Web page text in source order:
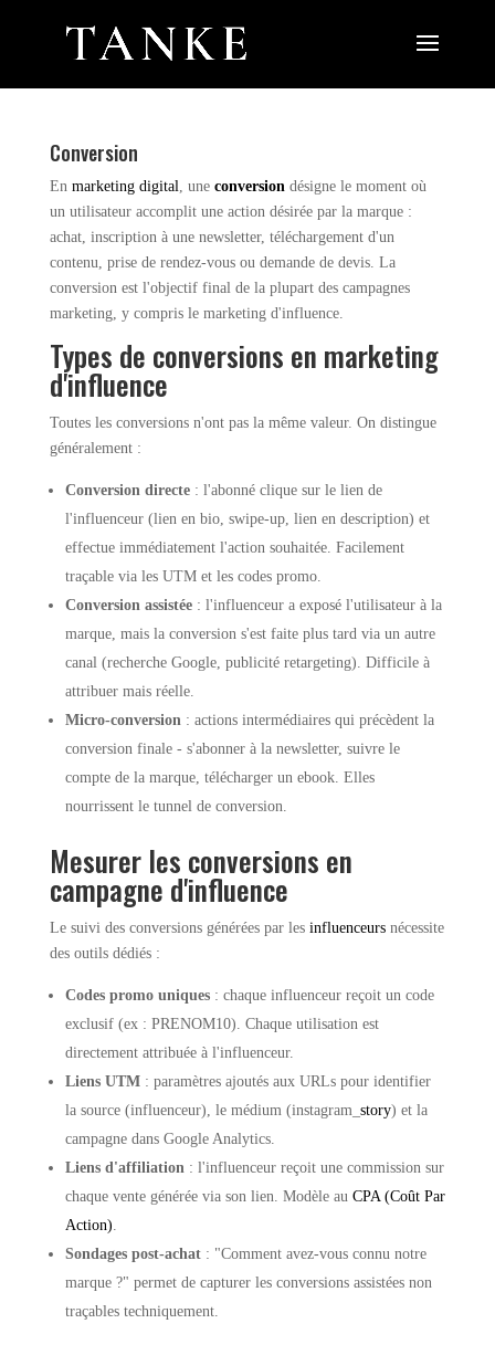
Conversion
En marketing digital, une conversiondésigne le moment où
un utilisateur accomplit une action désirée par la marque :
achat, inscription à une newsletter, téléchargement d'un
contenu, prise de rendez-vous ou demande de devis. La
conversion est l'objectif final de la plupart des campagnes
marketing, y compris le marketing d'influence.
Types de conversions en marketing
d'influence
Toutes les conversions n'ont pas la même valeur. On distingue
généralement :
Conversion directe: l'abonné clique sur le lien de
l'influenceur (lien en bio, swipe-up, lien en description) et
effectue immédiatement l'action souhaitée. Facilement
traçable via les UTM et les codes promo.
Conversion assistée: l'influenceur a exposé l'utilisateur à la
marque, mais la conversion s'est faite plus tard via un autre
canal (recherche Google, publicité retargeting). Difficile à
attribuer mais réelle.
Micro-conversion: actions intermédiaires qui précèdent la
conversion finale - s'abonner à la newsletter, suivre le
compte de la marque, télécharger un ebook. Elles
nourrissent le tunnel de conversion.
Mesurer les conversions en
campagne d'influence
Le suivi des conversions générées par les influenceursnécessite
des outils dédiés :
Codes promo uniques: chaque influenceur reçoit un code
exclusif (ex : PRENOM10). Chaque utilisation est
directement attribuée à l'influenceur.
Liens UTM: paramètres ajoutés aux URLs pour identifier
la source (influenceur), le médium (instagram_ story) et la
campagne dans Google Analytics.
Liens d'affiliation: l'influenceur reçoit une commission sur
chaque vente générée via son lien. Modèle au CPA (Coût Par
Action).
Sondages post-achat: "Comment avez-vous connu notre
marque ?" permet de capturer les conversions assistées non
traçables techniquement.